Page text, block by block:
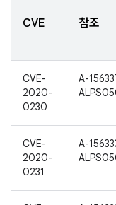
CVE 참조
CVE-
2020-
0230
A-
CVE-
2020-
0231
A-